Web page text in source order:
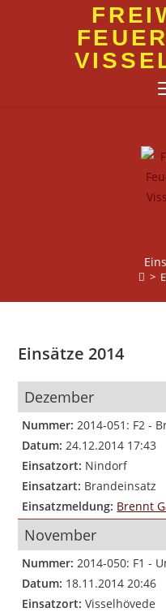
>
Einsätze 2014
Dezember
Nummer: 2014-051: F2 -
Datum: 24.12.2014 17:43
Einsatzort: Nindorf
Einsatzart: Brandeinsatz
Einsatzmeldung: Brennt
November
Nummer: 2014-050: F1 -
Datum: 18.11.2014 20:46
Einsatzort: Visselhövede